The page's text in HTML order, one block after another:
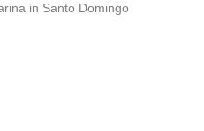
in Santo Domingo